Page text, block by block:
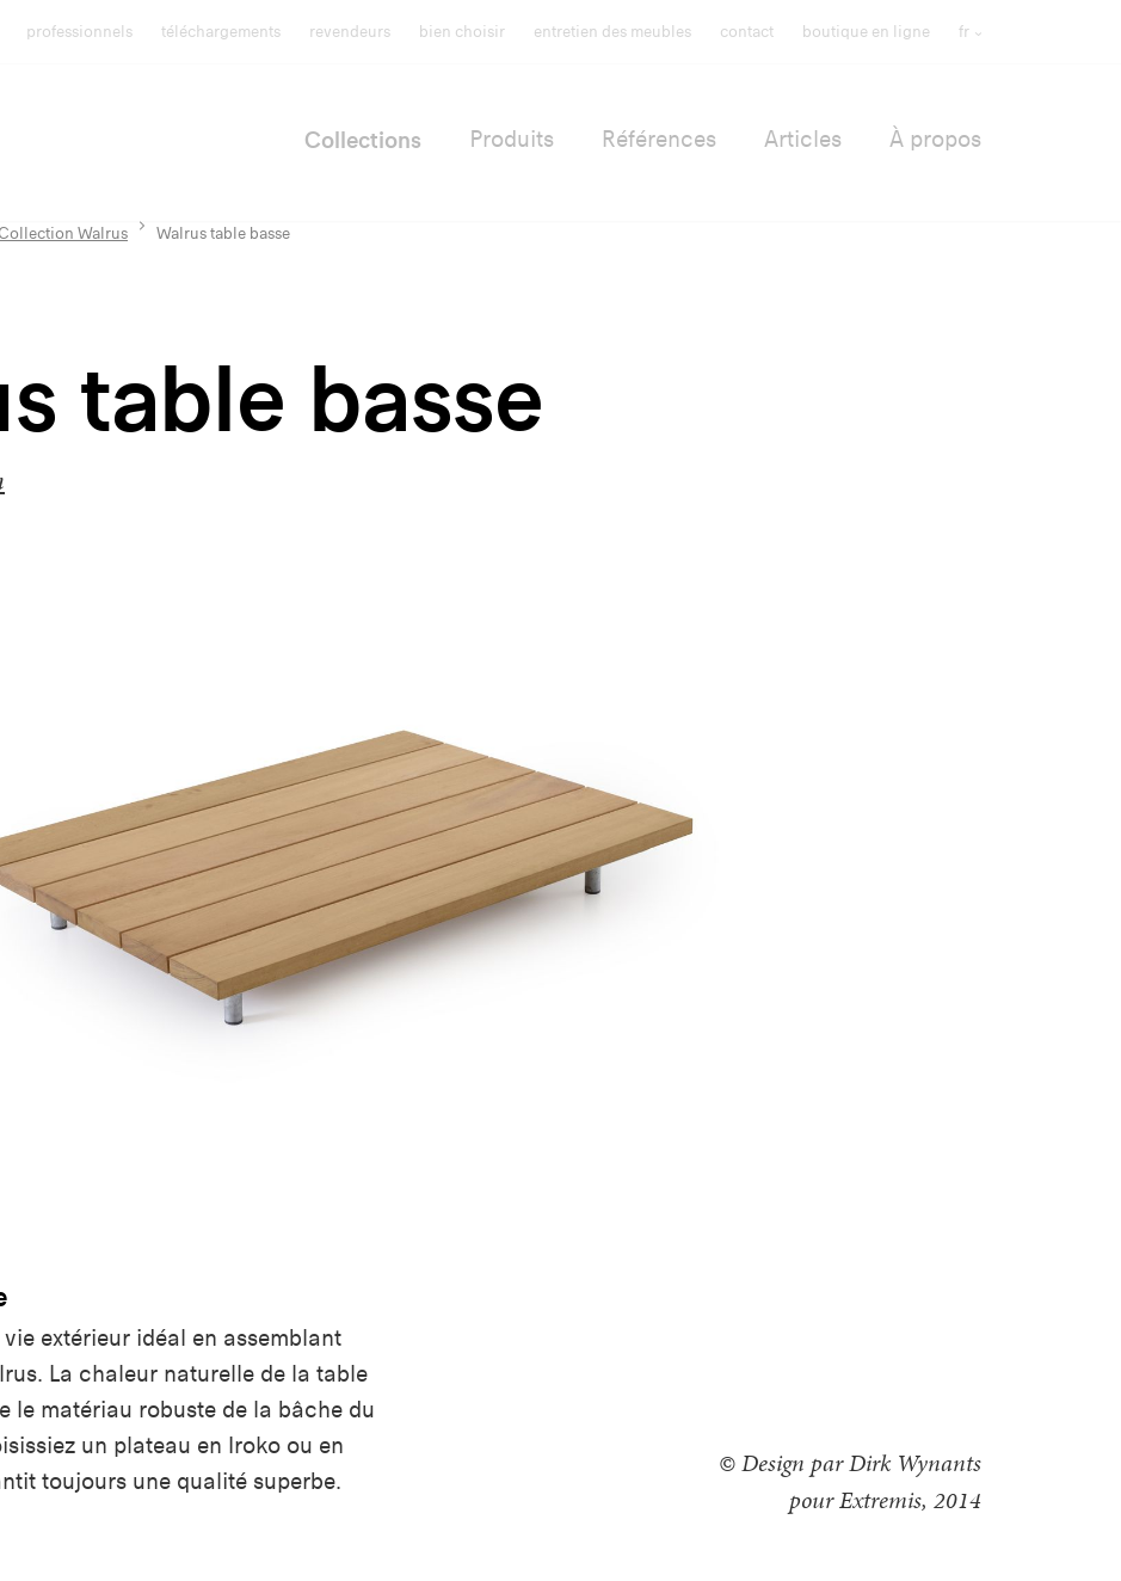
professionnels téléchargements revendeurs bien choisir entretien des meubles contact boutique en ligne fr
Collections Produits Références Articles À propos
Walrus Walrus table basse
table basse
extérieur idéal en assemblant
La chaleur naturelle de la table
le matériau robuste de la bâche du
un plateau en Iroko ou en
toujours une qualité superbe.
© Design par Dirk Wynants
pour Extremis, 2014